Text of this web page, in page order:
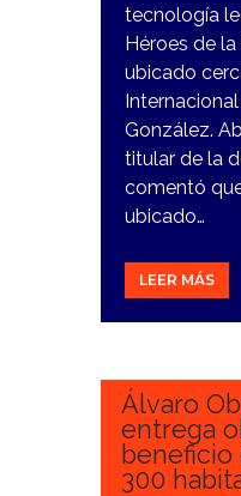
tecnología
Héroes de la
ubicado
González.
titular de la
comentó
ubicado…
LEER MÁS
2
Álvaro
entrega
300